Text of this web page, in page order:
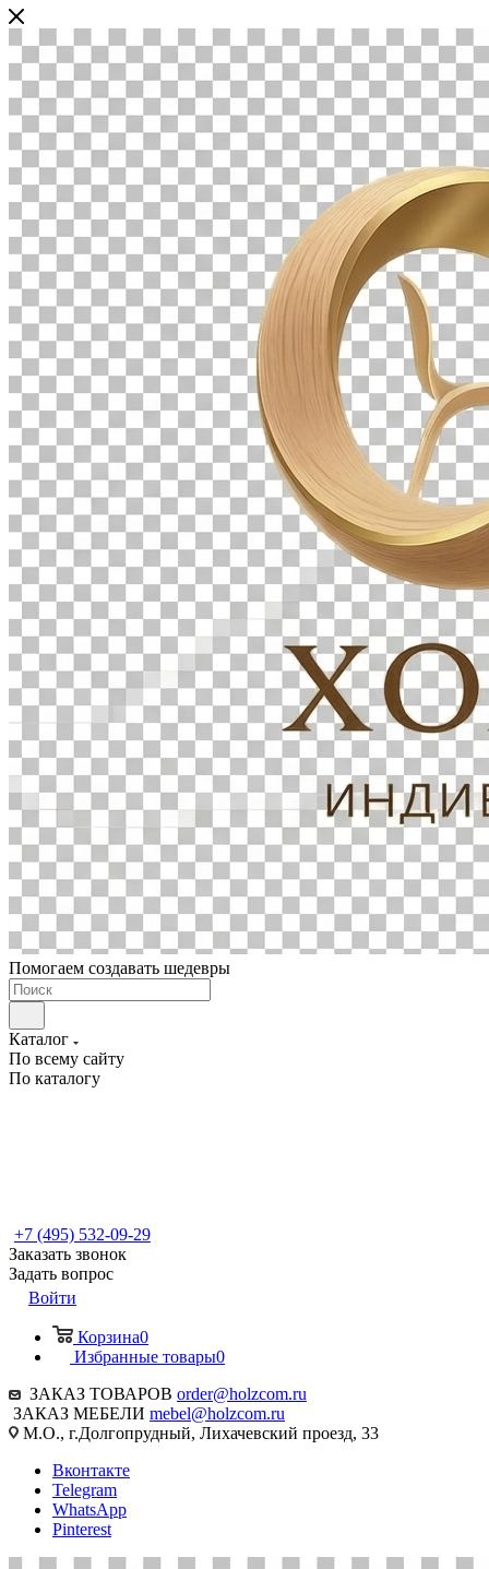
Помогаем создавать шедевры
Каталог
По всему сайту
По каталогу
+7 (495) 532-09-29
Заказать звонок
Задать вопрос
Войти
Корзина0
Избранные товары0
ЗАКАЗ ТОВАРОВ order@holzcom.ru
ЗАКАЗ МЕБЕЛИ mebel@holzcom.ru
М.О., г.Долгопрудный, Лихачевский проезд, 33
Вконтакте
Telegram
WhatsApp
Pinterest